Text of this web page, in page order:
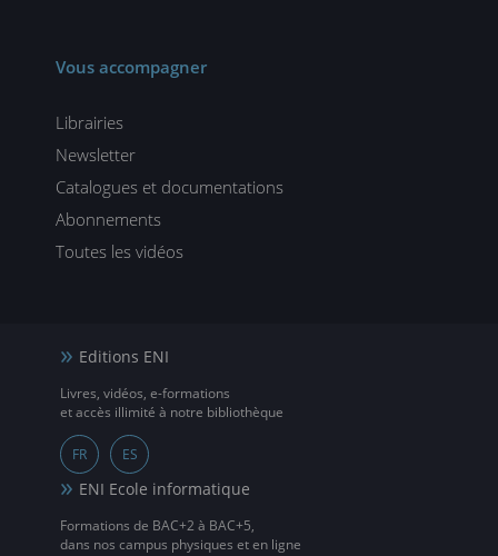
Vous accompagner
Librairies
Newsletter
Catalogues et documentations
Abonnements
Toutes les vidéos
Editions ENI
Livres, vidéos, e-formations
et accès illimité à notre bibliothèque
FR ES
ENI Ecole informatique
Formations de BAC+2 à BAC+5,
dans nos campus physiques et en ligne